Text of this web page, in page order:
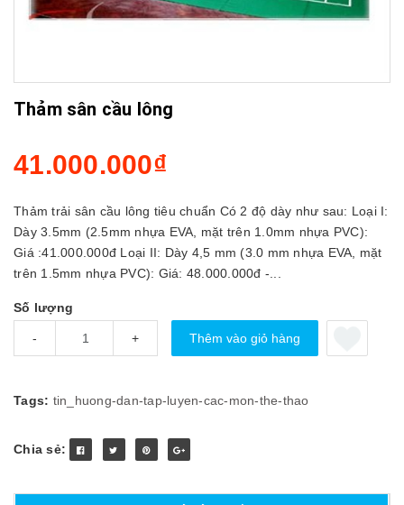
Thảm sân cầu lông
41.000.000₫
Thảm trải sân cầu lông tiêu chuẩn Có 2 độ dày như sau: Loại I:
Dày 3.5mm (2.5mm nhựa EVA, mặt trên 1.0mm nhựa PVC):
Giá :41.000.000đ Loại II: Dày 4,5 mm (3.0 mm nhựa EVA, mặt
trên 1.5mm nhựa PVC): Giá: 48.000.000đ -...
Số lượng
- + Thêm vào giỏ hàng
Tags: tin_huong-dan-tap-luyen-cac-mon-the-thao
Chia sẻ: